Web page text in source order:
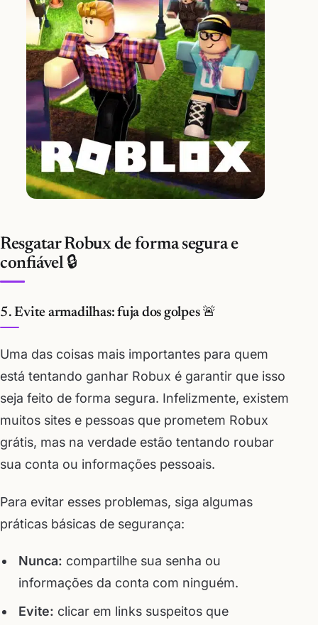
Resgatar Robux de forma segura e
confiável 🔒
5. Evite armadilhas: fuja dos golpes 🚨
Uma das coisas mais importantes para quem
está tentando ganhar Robux é garantir que isso
seja feito de forma segura. Infelizmente, existem
muitos sites e pessoas que prometem Robux
grátis, mas na verdade estão tentando roubar
sua conta ou informações pessoais.
Para evitar esses problemas, siga algumas
práticas básicas de segurança:
Nunca: compartilhe sua senha ou
informações da conta com ninguém.
Evite: clicar em links suspeitos que